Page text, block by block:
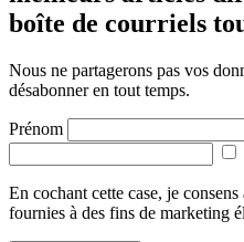
boîte de courriels
Nous ne partagerons pas vos
désabonner en tout temps.
Prénom
En cochant cette case, je
fournies à des fins de marketing